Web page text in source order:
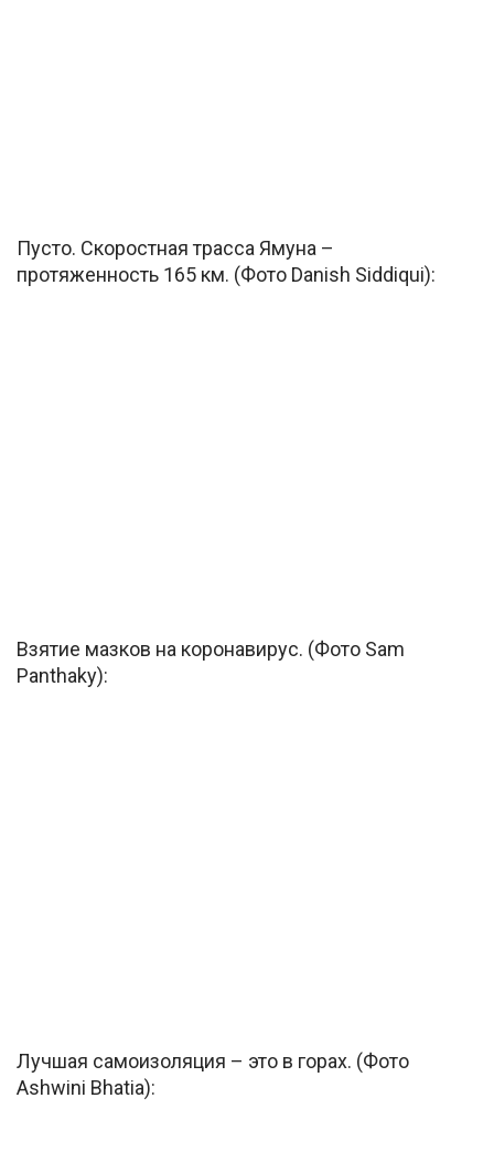
Пусто. Скоростная трасса Ямуна –
протяженность 165 км. (Фото Danish Siddiqui):
Взятие мазков на коронавирус. (Фото Sam
Panthaky):
Лучшая самоизоляция – это в горах. (Фото
Ashwini Bhatia):